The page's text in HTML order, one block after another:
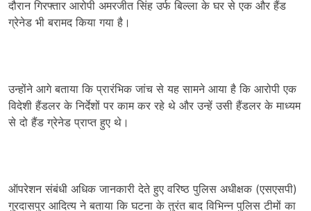
दौरान गिरफ्तार आरोपी अमरजीत सिंह उर्फ बिल्ला के घर से एक और हैंड
ग्रेनेड भी बरामद किया गया है।
उन्होंने आगे बताया कि प्रारंभिक जांच से यह सामने आया है कि आरोपी एक
विदेशी हैंडलर के निर्देशों पर काम कर रहे थे और उन्हें उसी हैंडलर के माध्यम
से दो हैंड ग्रेनेड प्राप्त हुए थे।
ऑपरेशन संबंधी अधिक जानकारी देते हुए वरिष्ठ पुलिस अधीक्षक (एसएसपी)
गुरदासपुर आदित्य ने बताया कि घटना के तुरंत बाद विभिन्न पुलिस टीमों का